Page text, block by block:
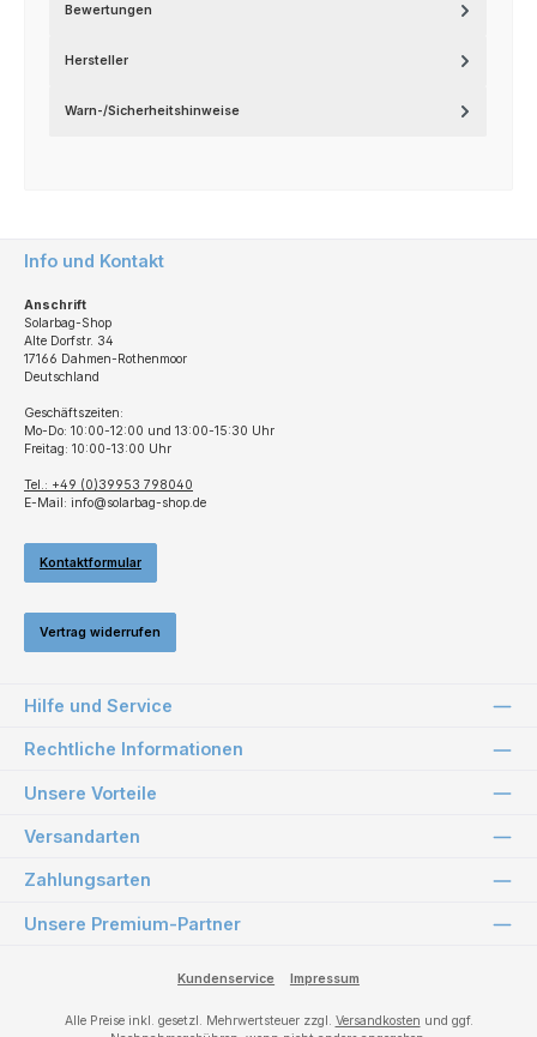
Bewertungen
Hersteller
Warn-/Sicherheitshinweise
Info und Kontakt
Anschrift
Solarbag-Shop
Alte Dorfstr. 34
17166 Dahmen-Rothenmoor
Deutschland
Geschäftszeiten:
Mo-Do: 10:00-12:00 und 13:00-15:30 Uhr
Freitag: 10:00-13:00 Uhr
Tel.: +49 (0)39953 798040
E-Mail: info@solarbag-shop.de
Kontaktformular
Vertrag widerrufen
Hilfe und Service
Rechtliche Informationen
Unsere Vorteile
Versandarten
Zahlungsarten
Unsere Premium-Partner
Kundenservice Impressum
Alle Preise inkl. gesetzl. Mehrwertsteuer zzgl. Versandkosten und ggf.